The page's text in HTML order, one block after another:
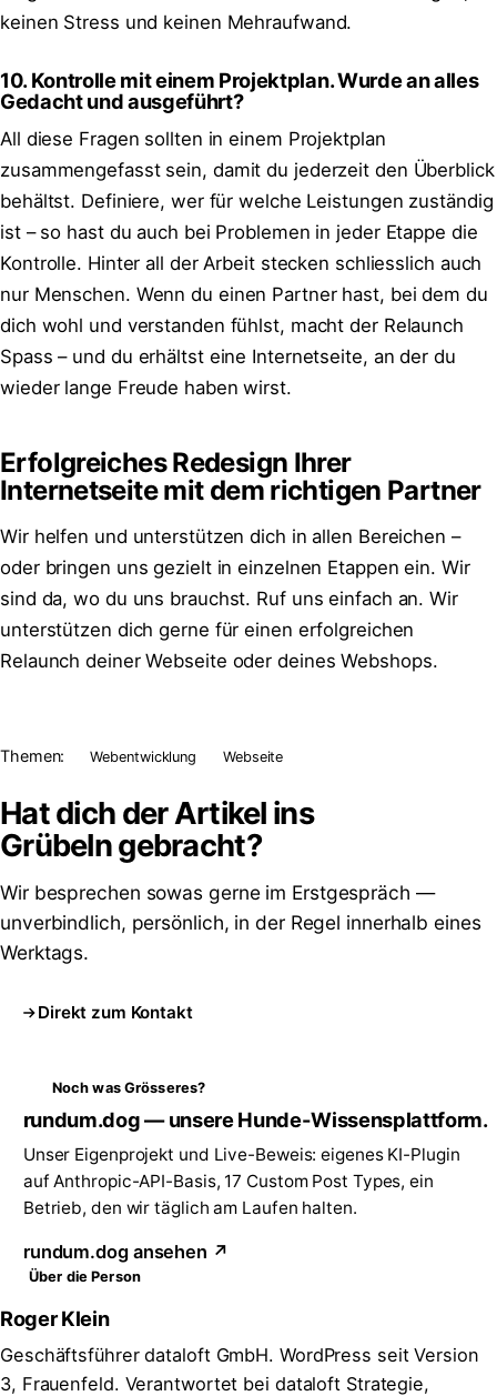
keinen Stress und keinen Mehraufwand.
10. Kontrolle mit einem Projektplan. Wurde an alles
Gedacht und ausgeführt?
All diese Fragen sollten in einem Projektplan
zusammengefasst sein, damit du jederzeit den Überblick
behältst. Definiere, wer für welche Leistungen zuständig
ist – so hast du auch bei Problemen in jeder Etappe die
Kontrolle. Hinter all der Arbeit stecken schliesslich auch
nur Menschen. Wenn du einen Partner hast, bei dem du
dich wohl und verstanden fühlst, macht der Relaunch
Spass – und du erhältst eine Internetseite, an der du
wieder lange Freude haben wirst.
Erfolgreiches Redesign Ihrer
Internetseite mit dem richtigen Partner
Wir helfen und unterstützen dich in allen Bereichen –
oder bringen uns gezielt in einzelnen Etappen ein. Wir
sind da, wo du uns brauchst. Ruf uns einfach an. Wir
unterstützen dich gerne für einen erfolgreichen
Relaunch deiner Webseite oder deines Webshops.
Themen: Webentwicklung Webseite
Hat dich der Artikel ins
Grübelngebracht?
Wir besprechen sowas gerne im Erstgespräch —
unverbindlich, persönlich, in der Regel innerhalb eines
Werktags.
Direkt zum Kontakt
Noch was Grösseres?
rundum.dog — unsere Hunde-Wissensplattform.
Unser Eigenprojekt und Live-Beweis: eigenes KI-Plugin
auf Anthropic-API-Basis, 17 Custom Post Types, ein
Betrieb, den wir täglich am Laufen halten.
rundum.dog ansehen ↗
Über die Person
Roger Klein
Geschäftsführer dataloft GmbH. WordPress seit Version
3, Frauenfeld. Verantwortet bei dataloft Strategie,